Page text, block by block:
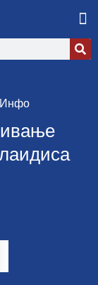
Инфо